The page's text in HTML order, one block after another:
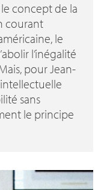
concept de la
courant
le
l’inégalité
pour Jean-
sans
le principe